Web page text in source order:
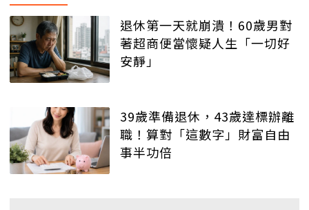
退休第一天就崩潰！60歲男對
著超商便當懷疑人生「一切好
安靜」
39歲準備退休，43歲達標辦離
職！算對「這數字」財富自由
事半功倍